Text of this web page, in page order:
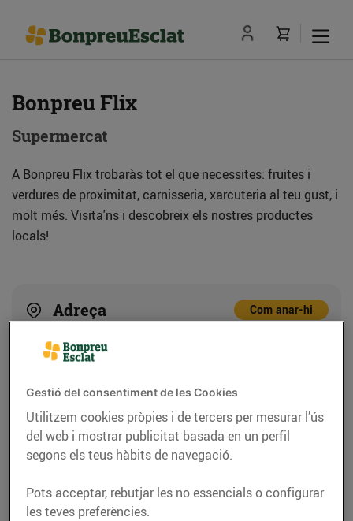
Bonpreu Flix
Supermercat
A Bonpreu Flix trobaràs tot el que necessites: fruites i
verdures de proximitat, carnisseria, xarcuteria al teu gust, i
molt més. Visita'ns i descobreix els nostres productes
locals!
Adreça Com anar-hi
Flix
Telèfon
977749400
Gestió del consentiment de les Cookies
Utilitzem cookies pròpies i de tercers per mesurar l’ús
del web i mostrar publicitat basada en un perfil
segons els teus hàbits de navegació.
Pots acceptar, rebutjar les no essencials o configurar
les teves preferències.